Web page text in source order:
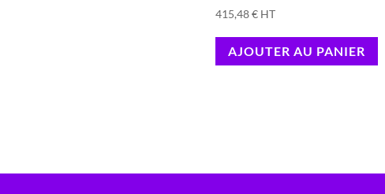
415,48€ HT
AJOUTER AU PANIER